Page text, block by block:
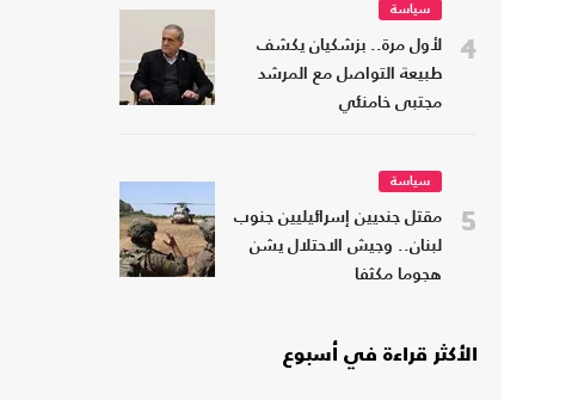
4
سياسة
لأول مرة.. بزشكيان يكشف
طبيعة التواصل مع المرشد
مجتبى خامنئي
5
سياسة
مقتل جنديين إسرائيليين جنوب
لبنان.. وجيش الاحتلال يشن
هجوما مكثفا
الأكثر قراءة في أسبوع